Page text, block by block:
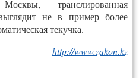
транслированная
не в пример более
текучка.
http://www.zakon.kz